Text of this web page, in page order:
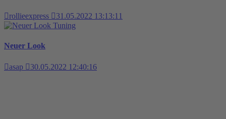
rollieexpress
31.05.2022 13:13:11
Tuning
Neuer Look
asap 30.05.2022 12:40:16